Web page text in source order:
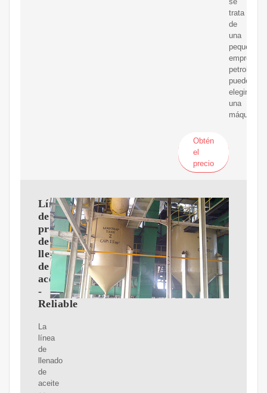
trata
de
una
pequeña
empresa
petrolera,
puede
elegir
una
máquina
Obtén
el
precio
Línea
de
producción
de
llenado
de
aceite
-
Reliable
La
línea
de
llenado
de
aceite